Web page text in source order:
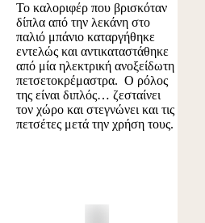
Το καλοριφέρ που βρισκόταν
δίπλα από την λεκάνη στο
παλιό μπάνιο καταργήθηκε
εντελώς και αντικαταστάθηκε
από μία ηλεκτρική ανοξείδωτη
πετσετοκρέμαστρα. Ο ρόλος
της είναι διπλός… ζεσταίνει
τον χώρο και στεγνώνει και τις
πετσέτες μετά την χρήση τους.